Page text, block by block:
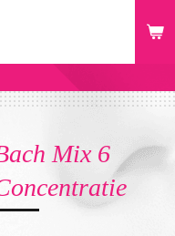
Mix 6